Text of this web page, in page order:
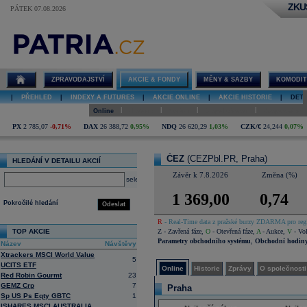
PÁTEK 07.08.2026
ČEZ online
ZPRAVODAJSTVÍ AKCIE & FONDY MĚNY & SAZBY
PŘEHLED INDEXY A FUTURES AKCIE ONLINE AKCIE HISTORIE
Online
PX 2 785,07 -0,71% DAX 26 388,72 0,95% NDQ 26 620,29 1,03% CZK/€ 24,244 0,07%
HLEDÁNÍ V DETAILU AKCIÍ
select
Odeslat
Pokročilé hledání
TOP AKCIE
Název
Návštěvy
Xtrackers MSCI World Value
UCITS ETF
5
Red Robin Gourmt
23
GEMZ Crp
7
Sp US Ps Eqty GBTC
1
ČEZ (CEZPbl.PR, Praha)
Závěr k 7.8.2026 Změna (%)
1 369,00 0,74
R - Real-Time data z pražské burzy ZDARMA pro
Z - Zavřená fáze O - Otevřená fáze A - Aukce V -
Parametry obchodního systému
Obchodní
Online Historie Zprávy O společnosti
Praha